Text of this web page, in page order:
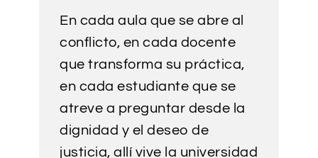
En cada aula que se abre al
conflicto, en cada docente
que transforma su práctica,
en cada estudiante que se
atreve a preguntar desde la
dignidad y el deseo de
justicia, allí vive la universidad